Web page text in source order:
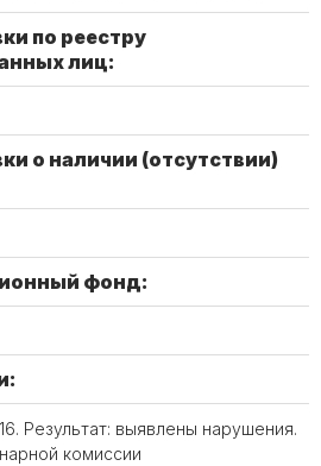
по реестру
лиц:
о наличии (отсутствии)
фонд:
Результат: выявлены нарушения.
комиссии